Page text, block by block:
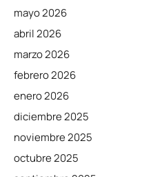
mayo 2026
abril 2026
marzo 2026
febrero 2026
enero 2026
diciembre 2025
noviembre 2025
octubre 2025